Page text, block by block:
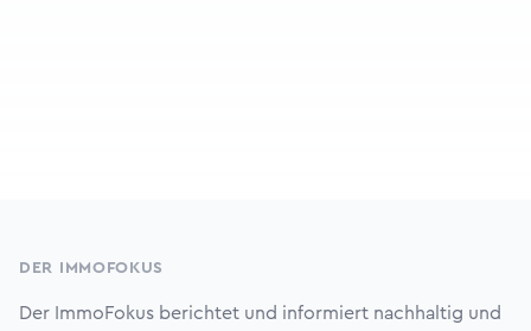
DER IMMOFOKUS
Der ImmoFokus berichtet und informiert nachhaltig und